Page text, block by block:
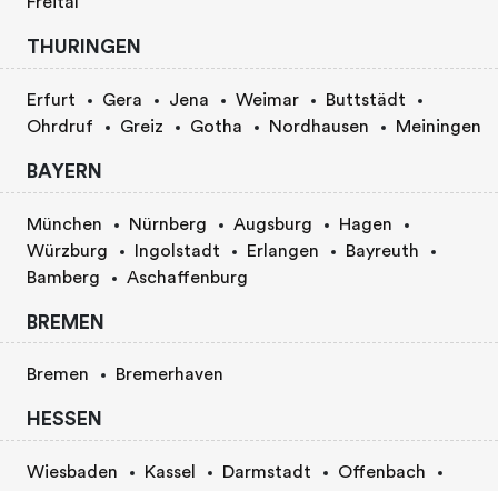
THURINGEN
Erfurt Gera Jena Weimar
Buttstädt
Ohrdruf
Greiz Gotha Nordhausen Meiningen
BAYERN
München Nürnberg Augsburg
Hagen
Würzburg
Ingolstadt Erlangen
Bayreuth
Bamberg
Aschaffenburg
BREMEN
Bremen Bremerhaven
HESSEN
Wiesbaden Kassel Darmstadt
Offenbach